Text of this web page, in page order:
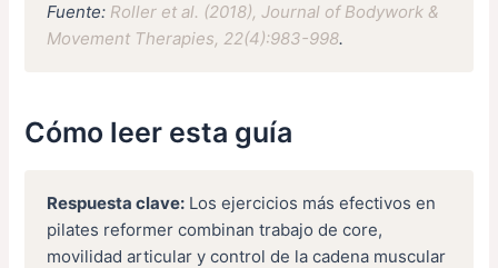
Fuente: Roller et al. (2018), Journal of Bodywork &
Movement Therapies, 22(4):983-998.
Cómo leer esta guía
Respuesta clave: Los ejercicios más efectivos en
pilates reformer combinan trabajo de core,
movilidad articular y control de la cadena muscular